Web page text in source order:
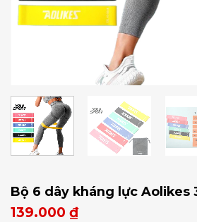
Bộ 6 dây kháng lực Aolikes
139.000 ₫